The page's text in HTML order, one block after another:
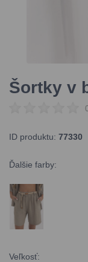
Šortky v
ID produktu: 77330
Ďalšie farby:
Veľkosť: